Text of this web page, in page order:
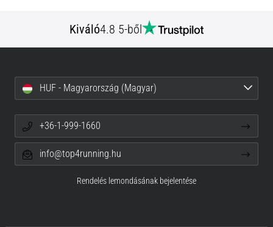
Kiváló4.8 5-ből
HUF - Magyarország (Magyar)
+36-1-999-1660
info@top4running.hu
Rendelés lemondásának bejelentése